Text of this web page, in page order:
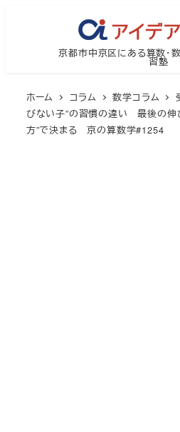
京都市中京区にある算数・
習塾
ホーム コラム 数学コラム
びない子”の習慣の違い 最後の伸
方”で決まる 京の算数学#1254